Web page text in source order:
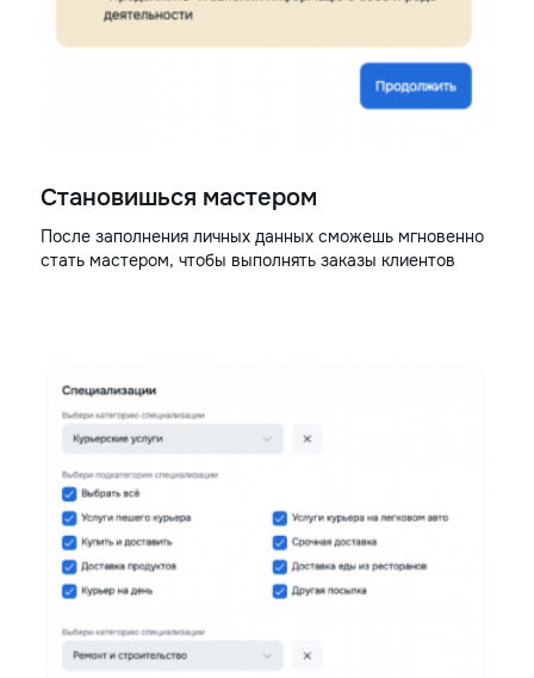
Становишься мастером
После заполнения личных данных сможешь мгновенно
стать мастером, чтобы выполнять заказы клиентов